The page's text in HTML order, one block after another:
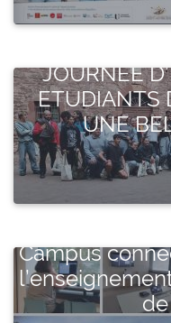
JOURNEE
ETUDIANTS
UNE
Campus